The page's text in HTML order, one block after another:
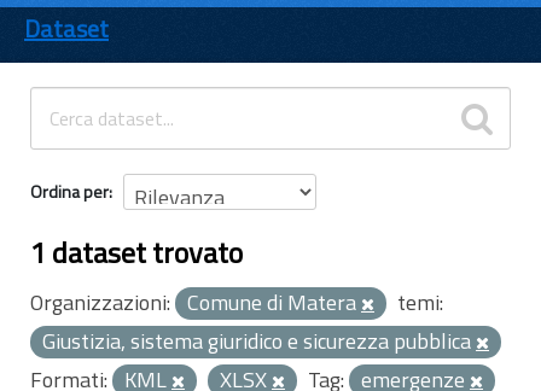
ENTI
TEMI
INFORMAZIONI
Dataset
Ordina per
1 dataset trovato
Organizzazioni: Comune di Matera
temi:
Giustizia, sistema giuridico e sicurezza pubblica
Formati: KML XLSX Tag: emergenze